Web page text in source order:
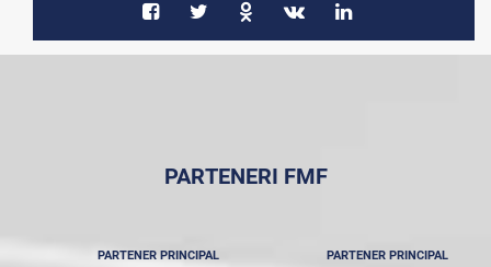
PARTENERI FMF
PARTENER PRINCIPAL PARTENER PRINCIPAL